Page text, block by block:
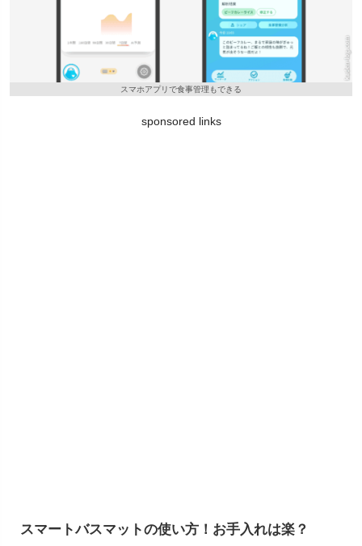
スマホアプリで食事管理もできる
sponsored links
スマートバスマットの使い方！お手入れは楽？